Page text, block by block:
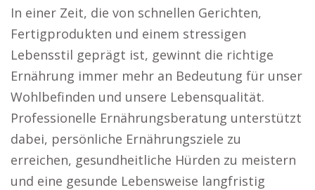
In einer Zeit, die von schnellen Gerichten,
Fertigprodukten und einem stressigen
Lebensstil geprägt ist, gewinnt die richtige
Ernährung immer mehr an Bedeutung für unser
Wohlbefinden und unsere Lebensqualität.
Professionelle Ernährungsberatung unterstützt
dabei, persönliche Ernährungsziele zu
erreichen, gesundheitliche Hürden zu meistern
und eine gesunde Lebensweise langfristig